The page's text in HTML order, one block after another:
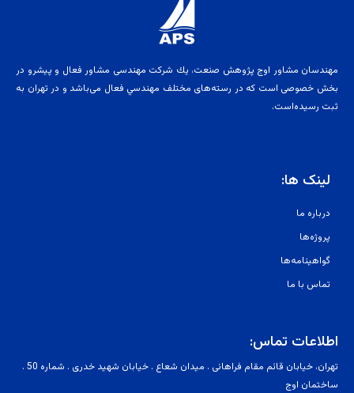
مهندسان مشاور اوج پژوهش صنعت، يك شركت مهندسی مشاور فعال و پيشرو در
بخش خصوصی است كه در رسته‌های مختلف مهندسي فعال می‌باشد و در تهران به
ثبت رسيده‌است.
لینک ها:
درباره ما
پروژه‌ها
گواهینامه‌ها
تماس با ما
اطلاعات تماس:
تهران، خیابان قائم
مقام فراهانی . میدان شعاع . خیابان شهید خدری . شماره 50 .
ساختمان اوج